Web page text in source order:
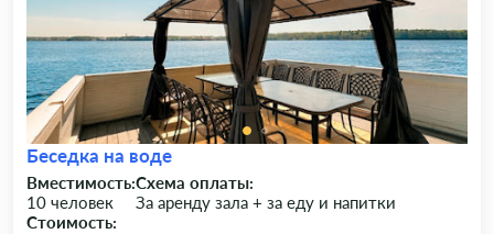
Беседка на воде
Вместимость:
10 человек
Схема оплаты:
За аренду зала + за еду и напитки
Стоимость: